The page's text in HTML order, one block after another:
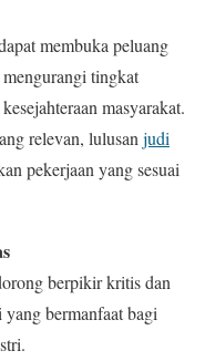
membuka peluang
tingkat
masyarakat.
relevan, lulusan judi
pekerjaan yang sesuai
berpikir kritis dan
bermanfaat bagi